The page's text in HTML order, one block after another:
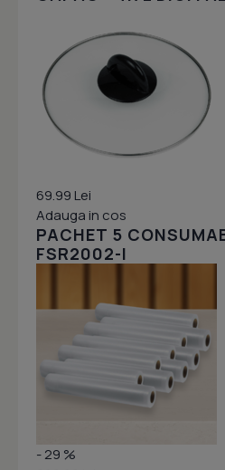
69.99 Lei
Adauga in cos
PACHET 5
FSR2002-I
- 29 %